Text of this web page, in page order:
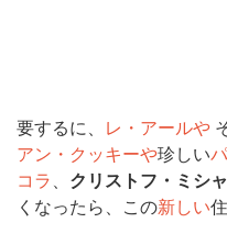
要するに、 レ・アールや
アン・クッキーや珍しい
コラ、 クリストフ・ミシ
くなったら、この新しい